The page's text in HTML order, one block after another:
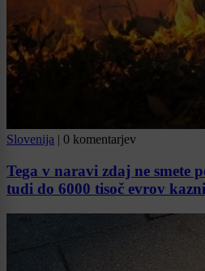
Slovenija 0 komentarjev
Tega v naravi zdaj ne smete
tudi do 6000 tisoč evrov kazni